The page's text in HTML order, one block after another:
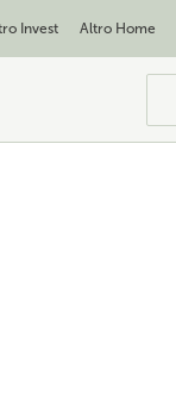
Invest Altro Home